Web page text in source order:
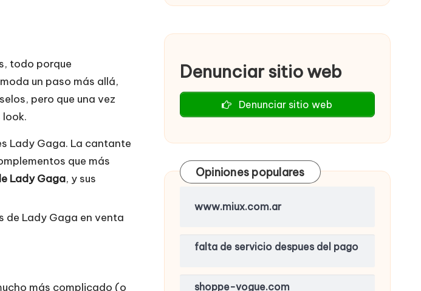
todo porque
un paso más allá,
pero que una vez
Lady Gaga. La cantante
que más
Lady Gaga, y sus
más complicado (o
Denunciar sitio web
Denunciar sitio web
Opiniones populares
www.miux.com.ar
falta de servicio despues del pago
shoppe-vogue.com